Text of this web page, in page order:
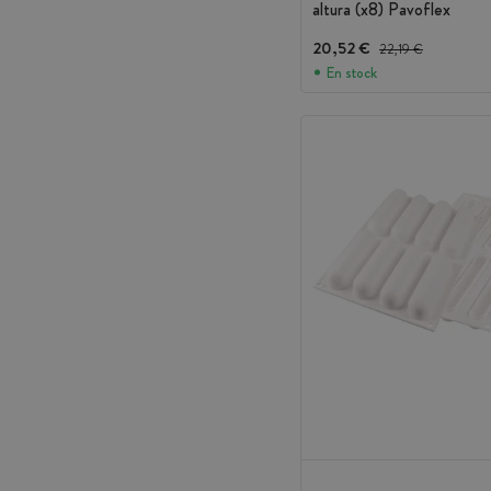
altura (x8) Pavoflex
20,52 € Precio antes del
22,19 €
En stock